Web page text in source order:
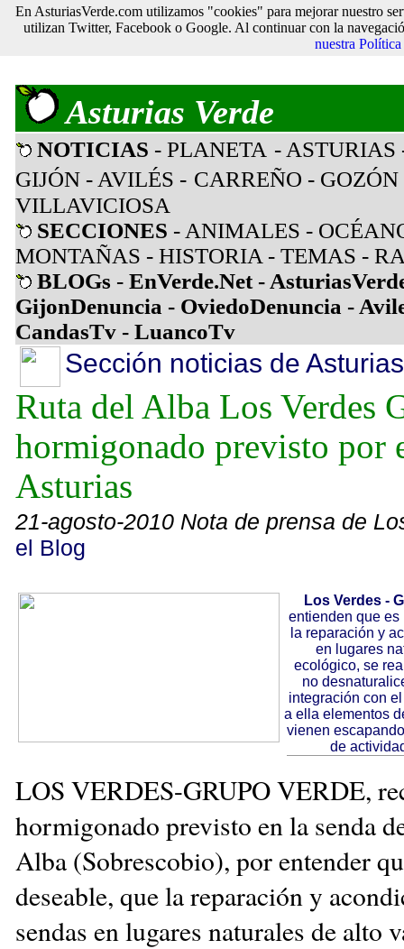
Asturias Verde
NOTICIAS - PLANETA - ASTURIAS
GIJÓN - AVILÉS - CARREÑO - GOZÓN
VILLAVICIOSA
SECCIONES - ANIMALES -
MONTAÑAS - HISTORIA - TEMAS -
BLOGs - EnVerde.Net-
GijonDenuncia - OviedoDenuncia -
CandasTv - LuancoTv
Sección noticias de Asturias
Ruta del Alba Los Verdes
hormigonado previsto por
Asturias
21-agosto-2010 Nota de prensa de
el Blog
Los Verdes -
entienden que
la reparación y
en lugares
ecológico, se
no
integración con
a ella elementos
vienen
de
LOS VERDES-GRUPO VERDE,
hormigonado previsto en la senda
Alba (Sobrescobio), por entender
deseable, que la reparación y
sendas en lugares naturales de alto
En AsturiasVerde.com utilizamos "cookies" para mejorar nuestro
utilizan Twitter, Facebook o Google. Al continuar con la
nuestra